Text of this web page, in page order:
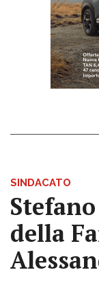
SINDACATO
della